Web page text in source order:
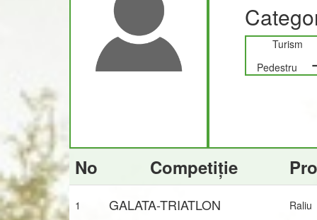
Turism
Pedestru
No Competiție
1 GALATA-TRIATLON Raliu